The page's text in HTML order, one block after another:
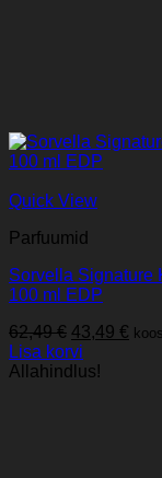
Quick View
Parfuumid
Sorvella Signature
100 ml EDP
62,49€ Algne
hind
oli:
43,49 €
Lisa korvi
Allahindlus!